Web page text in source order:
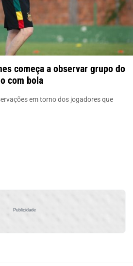
começa a observar grupo do
com bola
em torno dos jogadores que
Publicidade